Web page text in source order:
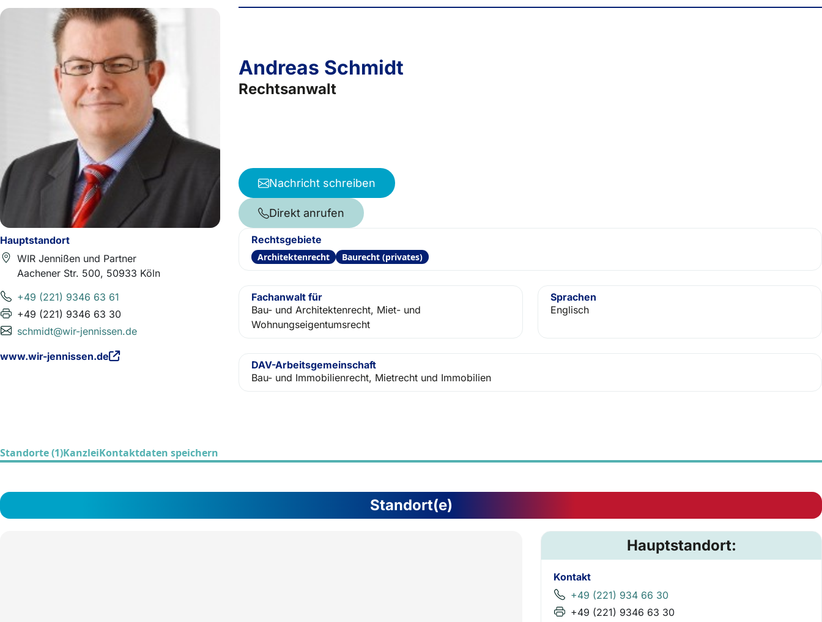
Hauptstandort
WIR Jennißen und Partner
Aachener Str. 500, 50933 Köln
+49 (221) 9346 63 61
+49 (221) 9346 63 30
schmidt@wir-jennissen.de
www.wir-jennissen.de
Andreas Schmidt
Rechtsanwalt
Nachricht schreiben
Direkt anrufen
Rechtsgebiete
Architektenrecht Baurecht (privates)
Fachanwalt für
Bau- und Architektenrecht, Miet- und
Wohnungseigentumsrecht
Sprachen
Englisch
DAV-Arbeitsgemeinschaft
Bau- und Immobilienrecht, Mietrecht und Immobilien
Standorte (1)KanzleiKontaktdaten speichern
Standort(e)
Hauptstandort:
Kontakt
+49 (221) 934 66 30
+49 (221) 9346 63 30